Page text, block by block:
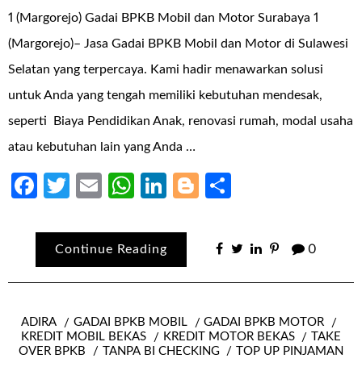
1 (Margorejo) Gadai BPKB Mobil dan Motor Surabaya 1
(Margorejo)– Jasa Gadai BPKB Mobil dan Motor di Sulawesi
Selatan yang terpercaya. Kami hadir menawarkan solusi
untuk Anda yang tengah memiliki kebutuhan mendesak,
seperti Biaya Pendidikan Anak, renovasi rumah, modal usaha
atau kebutuhan lain yang Anda …
Facebook
Twitter
EmailWhatsApp
LinkedIn
Blogger
Continue Reading 0
ADIRA GADAI BPKB MOBIL
GADAI BPKB MOTOR
KREDIT MOBIL BEKAS
KREDIT MOTOR BEKAS
TAKE
OVER BPKB
TANPA BI CHECKING TOP UP PINJAMAN